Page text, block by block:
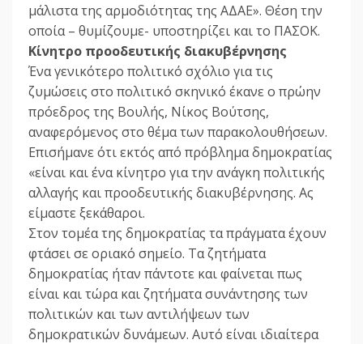
μάλιστα της αρμοδιότητας της ΑΔΑΕ». Θέση την
οποία – θυμίζουμε- υποστηρίζει και το ΠΑΣΟΚ.
Κίνητρο προοδευτικής διακυβέρνησης
Ένα γενικότερο πολιτικό σχόλιο για τις
ζυμώσεις στο πολιτικό σκηνικό έκανε ο πρώην
πρόεδρος της Βουλής, Νίκος Βούτσης,
αναφερόμενος στο θέμα των παρακολουθήσεων.
Επισήμανε ότι εκτός από πρόβλημα δημοκρατίας
«είναι και ένα κίνητρο για την ανάγκη πολιτικής
αλλαγής και προοδευτικής διακυβέρνησης. Ας
είμαστε ξεκάθαροι.
Στον τομέα της δημοκρατίας τα πράγματα έχουν
φτάσει σε οριακό σημείο. Τα ζητήματα
δημοκρατίας ήταν πάντοτε και φαίνεται πως
είναι και τώρα και ζητήματα συνάντησης των
πολιτικών και των αντιλήψεων των
δημοκρατικών δυνάμεων. Αυτό είναι ιδιαίτερα